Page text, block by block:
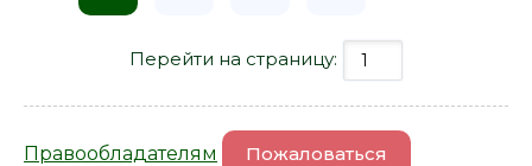
Перейти на страницу:
Правообладателям Пожаловаться